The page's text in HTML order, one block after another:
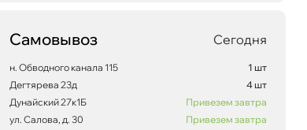
Самовывоз Сегодня
н. Обводного канала 115
1 шт
Дегтярева 23д
4 шт
Дунайский 27к1Б
Привезем завтра
ул. Салова, д. 30
Привезем завтра